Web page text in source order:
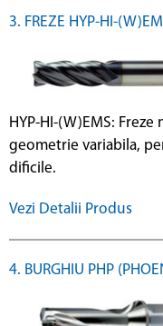
3. FREZE HYP-HI-
HYP-HI-(W)EMS:
geometrie variabila,
dificile.
Vezi Detalii Produs
4. BURGHIU PHP